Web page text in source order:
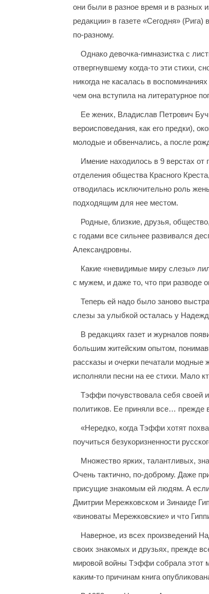
они были в разное время и в разных
редакции» в газете «Сегодня»
по-разному.
Однако девочка-гимназистка с
отвергнувшему когда-то эти стихи,
никогда не касалась в
чем она вступила на литературное
Ее жених, Владислав Петрович
вероисповедания, как его предки),
молодые и обвенчались, а после
Имение находилось в 9 верстах
отделения общества Красного
отводилась исключительно роль
подходящим для нее местом.
Родные, близкие, друзья,
с годами все сильнее развивался
Александровны.
Какие «невидимые миру слезы»
с мужем, и даже то, что при разводе
Теперь ей надо было заново
слезы за улыбкой осталась у
В редакциях газет и журналов
большим житейским опытом,
рассказы и очерки печатали
исполняли песни на ее стихи. Мало
Тэффи почувствовала себя своей
политиков. Ее приняли все… прежде
«Нередко, когда Тэффи хотят
поучиться безукоризненности
Множество ярких, талантливых,
Очень тактично, по-доброму. Даже
присущие знакомым ей людям. А
Дмитрии Мережковском и Зинаиде
«виноваты Мережковские» и что
Наверное, из всех произведений
своих знакомых и друзьях, прежде
мировой войны Тэффи собрала этот
каким-то причинам книга